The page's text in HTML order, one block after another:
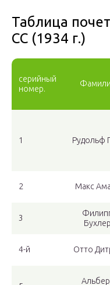
Таблица
СС (1934 г.)
серийный
номер.
1 Рудольф
2 Макс
3
Бухлер
4-й Отто